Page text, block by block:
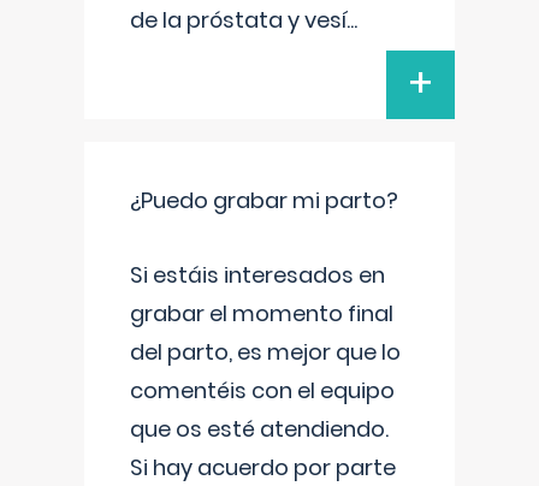
de la próstata y vesí...
+
¿Puedo grabar mi parto?
Si estáis interesados en
grabar el momento final
del parto, es mejor que lo
comentéis con el equipo
que os esté atendiendo.
Si hay acuerdo por parte